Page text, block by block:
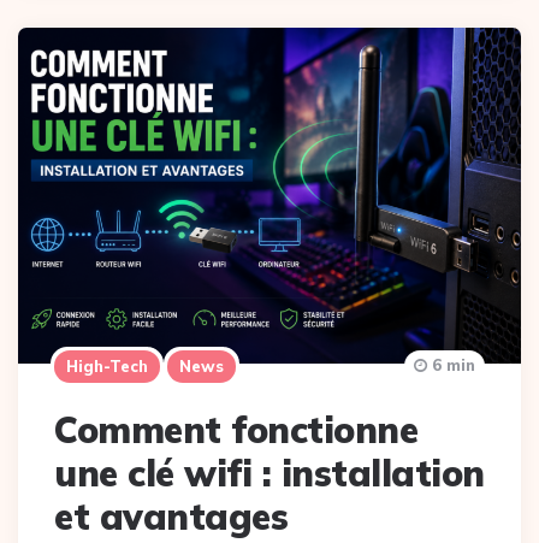
High-Tech News
Comment fonctionne
une clé wifi : installation
et avantages
6 min